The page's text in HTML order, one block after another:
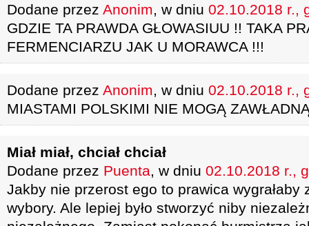
Dodane przez Anonim, w dniu 02.10.2018 r.,
GDZIE TA PRAWDA GŁOWASIUU !! TAKA
FERMENCIARZU JAK U MORAWCA !!!
Dodane przez Anonim, w dniu 02.10.2018 r.,
MIASTAMI POLSKIMI NIE MOGĄ
Miał miał, chciał chciał
Dodane przez Puenta, w dniu 02.10.2018 r.,
Jakby nie przerost ego to prawica wygrałaby
wybory. Ale lepiej było stworzyć niby